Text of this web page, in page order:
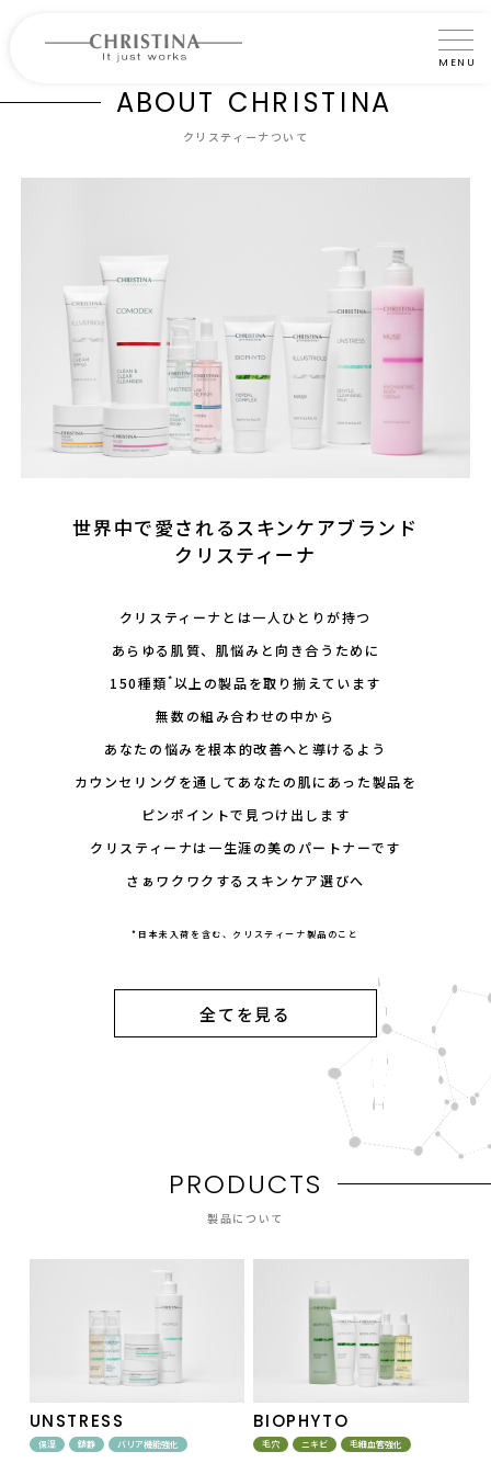
MENU
クリスティーナについて
サロン検索
よくあるご質問
認定インストラクター・トレーナー紹介
コラム
お問い合わせ
ABOUT CHR IST I NA
クリスティーナついて
世界中で愛されるスキンケアブランド
クリスティーナ
クリスティーナとは一人ひとりが持つ
あらゆる肌質、肌悩みと向き合うために
150種類*以上の製品を取り揃えています
無数の組み合わせの中から
あなたの悩みを根本的改善へと導けるよう
カウンセリングを通してあなたの肌にあった製品を
ピンポイントで見つけ出します
クリスティーナは一生涯の美のパートナーです
さぁワクワクするスキンケア選びへ
*日本未入荷を含む、クリスティーナ製品のこと
全てを見る
PRODUCTS
製品について
UNSTRESS
保湿 鎮静 バリア機能強化
BIOPHYTO
毛穴 ニキビ 毛細血管強化